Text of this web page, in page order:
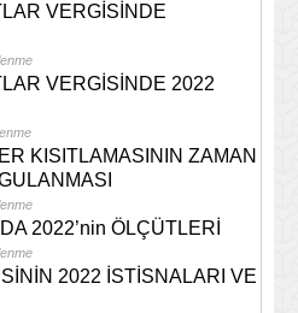
VERGİSİNDE
VERGİSİNDE 2022
KISITLAMASININ ZAMAN
2022’nin ÖLÇÜTLERİ
2022 İSTİSNALARI VE